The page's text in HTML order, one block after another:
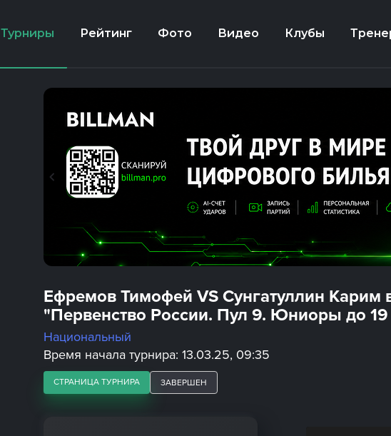
Турниры Рейтинг Фото Видео Клубы
Ефремов Тимофей VS Сунгатуллин Карим
"Первенство России. Пул 9. Юниоры до 19
Национальный
Время начала турнира: 13.03.25, 09:35
СТРАНИЦА ТУРНИРА ЗАВЕРШЕН